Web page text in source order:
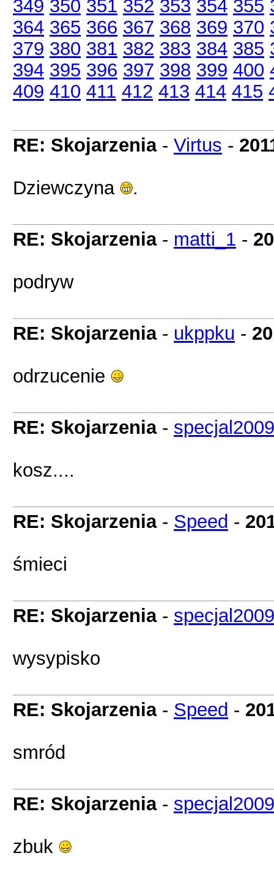
349 350 351 352 353 354 355
364 365 366 367 368 369 370
379 380 381 382 383 384 385
394 395 396 397 398 399 400
409 410 411 412 413 414 415
RE: Skojarzenia- Virtus -
Dziewczyna .
RE: Skojarzenia- matti_1 -
podryw
RE: Skojarzenia- ukppku -
odrzucenie
RE: Skojarzenia- specjal2009
kosz....
RE: Skojarzenia- Speed -
śmieci
RE: Skojarzenia- specjal2009
wysypisko
RE: Skojarzenia- Speed -
smród
RE: Skojarzenia- specjal2009
zbuk